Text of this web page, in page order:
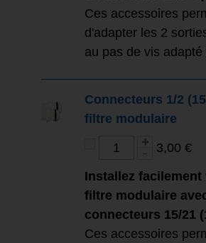
Ces accessoires
d'adapter les 2
au pas de vis
Connecteurs 1/2
filtre modulaire
3,00 €
Installez facilement
filtre modulaire
connecteurs 15/21
Ces accessoires